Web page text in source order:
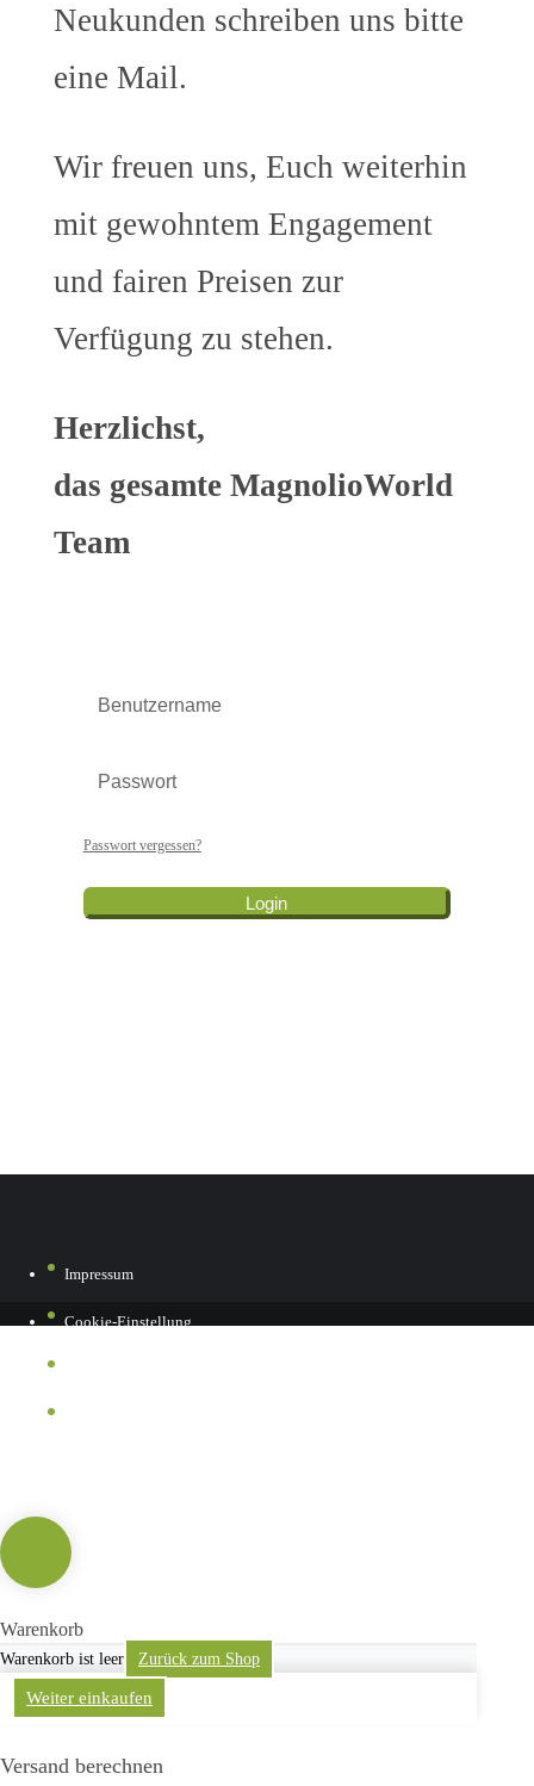
Neukunden schreiben uns bitte
eine Mail.
Wir freuen uns, Euch weiterhin
mit gewohntem Engagement
und fairen Preisen zur
Verfügung zu stehen.
Herzlichst,
das gesamte MagnolioWorld
Team
Passwort vergessen?
Login
Impressum
Cookie-Einstellung
Warenkorb
Warenkorb ist leer Zurück zum Shop
Weiter einkaufen
Versand berechnen